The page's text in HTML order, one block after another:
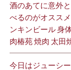
酒のあてに意外
べるのがオスス
ンキンビール 身
肉椿苑 焼肉 太田
今日はジューシ